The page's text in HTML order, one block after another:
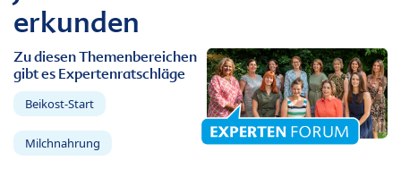
erkunden
Zu diesen Themenbereichen
gibt es Expertenratschläge
Beikost-Start
Milchnahrung